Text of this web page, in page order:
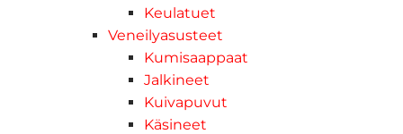
Keulatuet
Veneilyasusteet
Kumisaappaat
Jalkineet
Kuivapuvut
Käsineet